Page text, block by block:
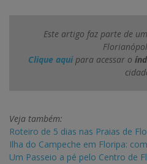
Este artigo faz parte de
Clique aquipara acessar o
Veja também:
Roteiro de 5 dias nas Praias de
Ilha do Campeche em Floripa:
Um Passeio a pé pelo Centro de